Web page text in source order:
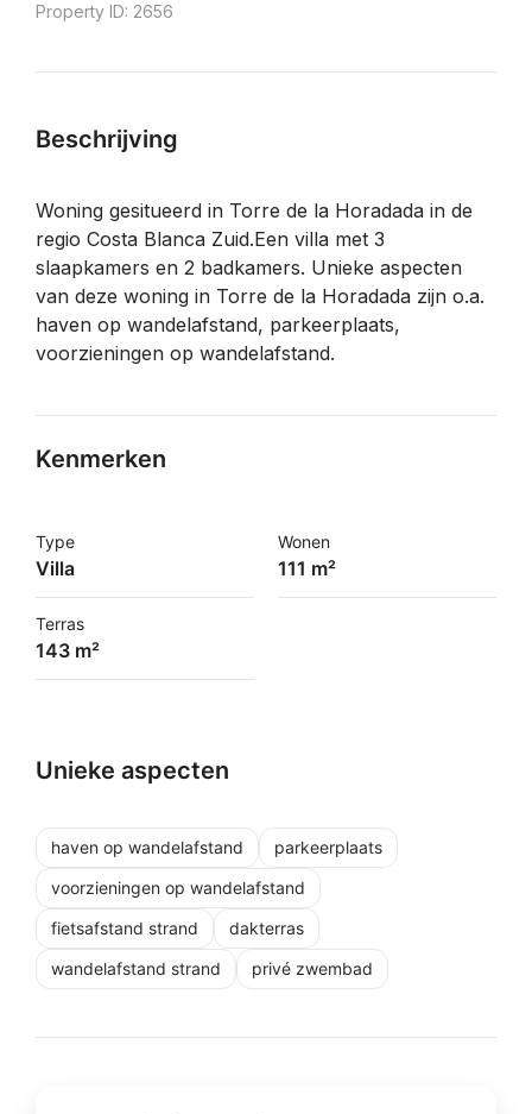
Property ID: 2656
Beschrijving
Woning gesitueerd in Torre de la Horadada in de
regio Costa Blanca Zuid.Een villa met 3
slaapkamers en 2 badkamers. Unieke aspecten
van deze woning in Torre de la Horadada zijn o.a.
haven op wandelafstand, parkeerplaats,
voorzieningen op wandelafstand.
Kenmerken
Type
Villa
Wonen
111 m²
Terras
143 m²
Unieke aspecten
haven op wandelafstand
parkeerplaats
voorzieningen op wandelafstand
fietsafstand strand
dakterras
wandelafstand strand
privé zwembad